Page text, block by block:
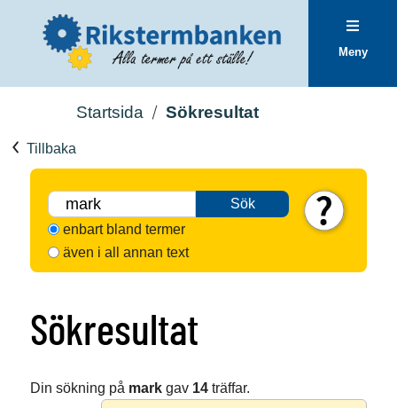
Meny
Startsida Sökresultat
Tillbaka
Sök
enbart bland termer
även i all annan text
Sökresultat
Din sökning på markgav 14träffar.